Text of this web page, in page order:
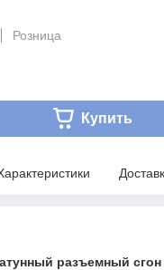
Розница
Купить
разъемный